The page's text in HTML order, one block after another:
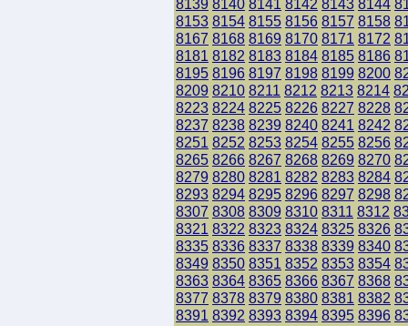
8139 8140 8141 8142 8143 8144
8153 8154 8155 8156 8157 8158
8167 8168 8169 8170 8171 8172
8181 8182 8183 8184 8185 8186
8195 8196 8197 8198 8199 8200
8209 8210 8211 8212 8213 8214
8223 8224 8225 8226 8227 8228
8237 8238 8239 8240 8241 8242
8251 8252 8253 8254 8255 8256
8265 8266 8267 8268 8269 8270
8279 8280 8281 8282 8283 8284
8293 8294 8295 8296 8297 8298
8307 8308 8309 8310 8311 8312
8321 8322 8323 8324 8325 8326
8335 8336 8337 8338 8339 8340
8349 8350 8351 8352 8353 8354
8363 8364 8365 8366 8367 8368
8377 8378 8379 8380 8381 8382
8391 8392 8393 8394 8395 8396